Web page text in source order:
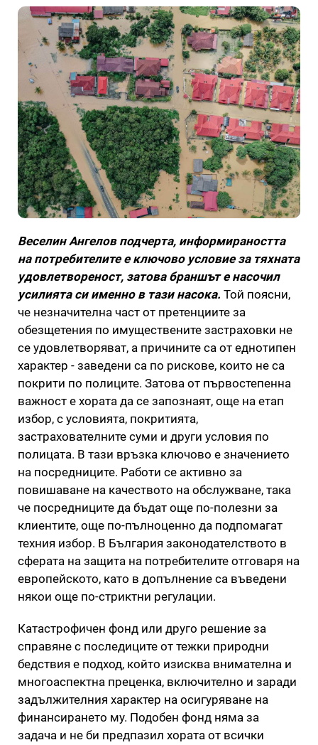
Веселин Ангелов подчерта, информираността
на потребителите е ключово условие за тяхната
удовлетвореност, затова браншът е насочил
усилията си именно в тази насока. Той поясни,
че незначителна част от претенциите за
обезщетения по имуществените застраховки не
се удовлетворяват, а причините са от еднотипен
характер - заведени са по рискове, които не са
покрити по полиците. Затова от първостепенна
важност е хората да се запознаят, още на етап
избор, с условията, покритията,
застрахователните суми и други условия по
полицата. В тази връзка ключово е значението
на посредниците. Работи се активно за
повишаване на качеството на обслужване, така
че посредниците да бъдат още по-полезни за
клиентите, още по-пълноценно да подпомагат
техния избор. В България законодателството в
сферата на защита на потребителите отговаря на
европейското, като в допълнение са въведени
някои още по-стриктни регулации.
Катастрофичен фонд или друго решение за
справяне с последиците от тежки природни
бедствия е подход, който изисква внимателна и
многоаспектна преценка, включително и заради
задължителния характер на осигуряване на
финансирането му. Подобен фонд няма за
задача и не би предпазил хората от всички